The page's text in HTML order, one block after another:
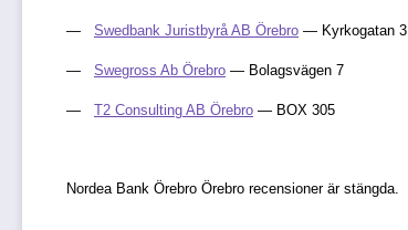
Swedbank Juristbyrå AB Örebro — Kyrkogatan 3
Swegross Ab Örebro — Bolagsvägen 7
T2 Consulting AB Örebro — BOX 305
Nordea Bank Örebro Örebro recensioner är stängda.